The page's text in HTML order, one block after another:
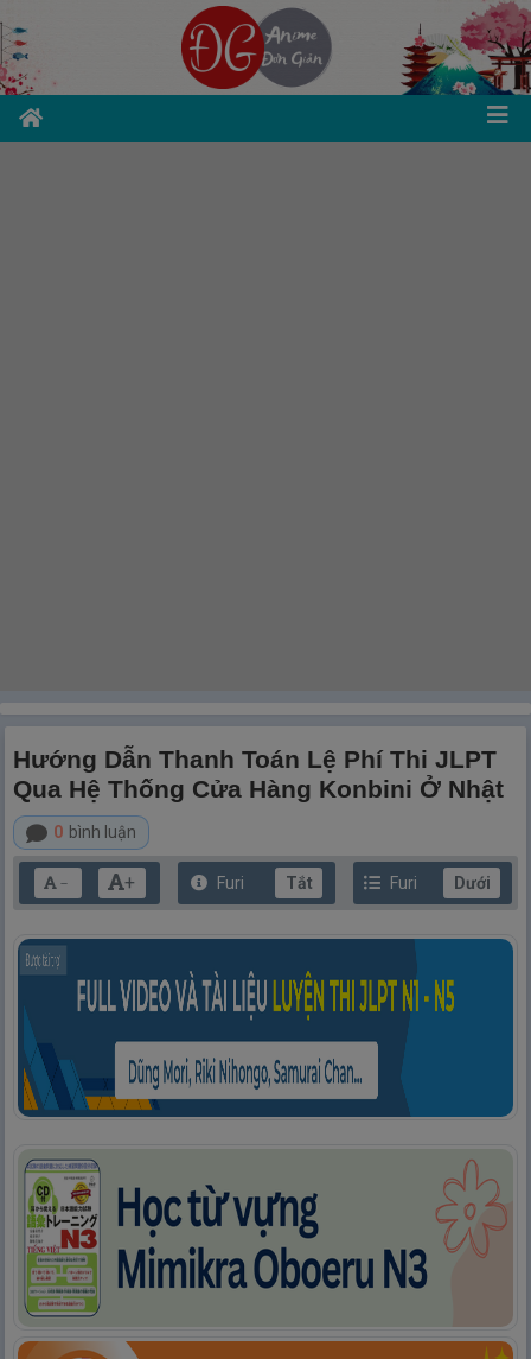
Hướng Dẫn Thanh Toán Lệ Phí Thi JLPT
Qua Hệ Thống Cửa Hàng Konbini Ở Nhật
0 bình luận
－ + Furi Tắt Furi Dưới